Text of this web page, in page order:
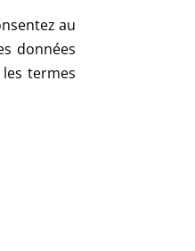
au
données
termes